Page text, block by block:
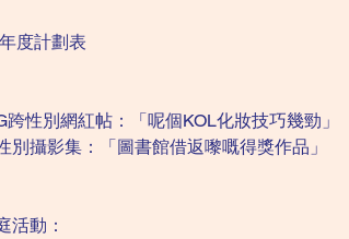
度計劃表
跨性別網紅帖：「呢個KOL化妝技巧幾勁」
別攝影集：「圖書館借返嚟嘅得獎作品」
活動：